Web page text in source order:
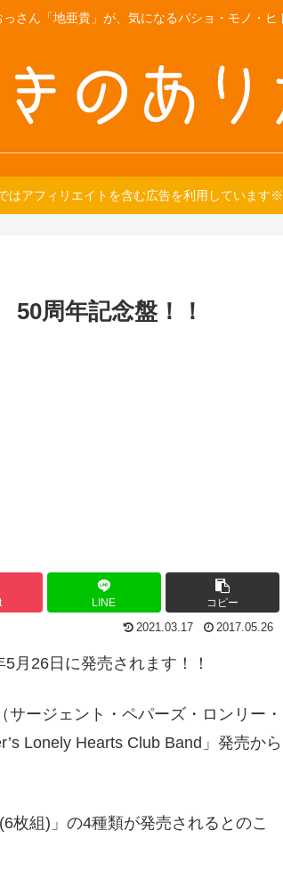
さん「地亜貴」が、気になるバショ・モノ・ヒ
はアフィリエイトを含む広告を利用しています※
50周年記念盤！！
LINE コピー
2021.03.17 2017.05.26
月26日に発売されます！！
ージェント・ペパーズ・ロンリー・
Lonely Hearts Club Band」発売から
枚組)」の4種類が発売されるとのこ